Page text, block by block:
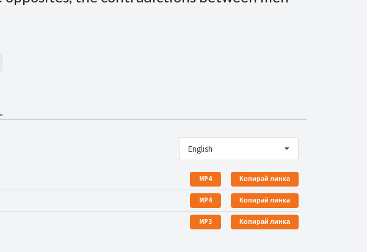
English
MP4 Копирай линка
MP4 Копирай линка
MP3 Копирай линка